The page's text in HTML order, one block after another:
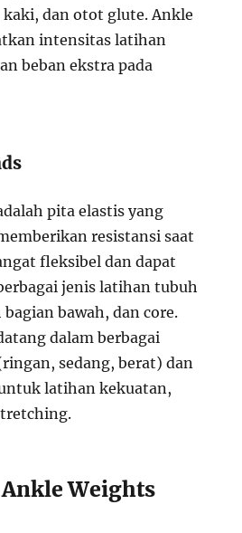
dan otot glute. Ankle
intensitas latihan
beban ekstra pada
pita elastis yang
resistansi saat
fleksibel dan dapat
jenis latihan tubuh
bawah, dan core.
dalam berbagai
sedang, berat) dan
latihan kekuatan,
Weights